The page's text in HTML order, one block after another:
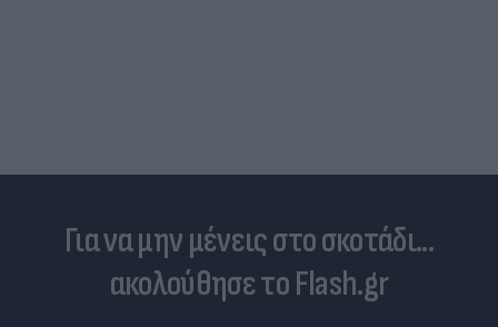
Για να μην μένεις στο σκοτάδι...
ακολούθησε το Flash.gr